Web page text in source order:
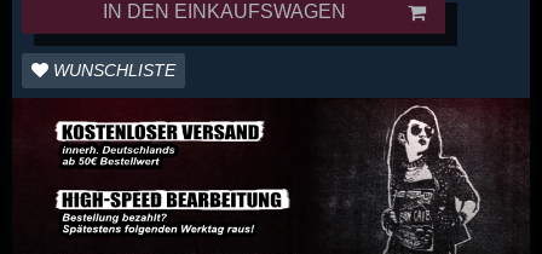
IN DEN EINKAUFSWAGEN
WUNSCHLISTE